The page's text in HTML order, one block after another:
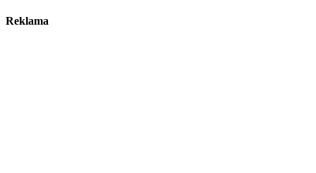
Reklama